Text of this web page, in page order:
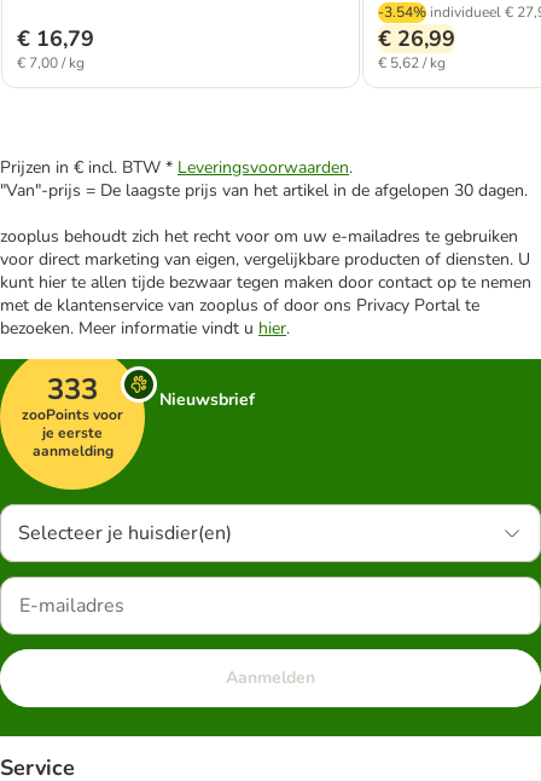
€ 16,79
€ 7,00 / kg
-3.54% individueel €
€ 26,99
€ 5,62 / kg
Prijzen in € incl. BTW * Leveringsvoorwaarden.
"Van"-prijs = De laagste prijs van het artikel in de afgelopen 30 dagen.
zooplus behoudt zich het recht voor om uw e-mailadres te gebruiken
voor direct marketing van eigen, vergelijkbare producten of diensten. U
kunt hier te allen tijde bezwaar tegen maken door contact op te nemen
met de klantenservice van zooplus of door ons Privacy Portal te
bezoeken. Meer informatie vindt u hier.
333
zooPoints voor
je eerste
aanmelding
Nieuwsbrief
Selecteer je huisdier(en)
Aanmelden
Service